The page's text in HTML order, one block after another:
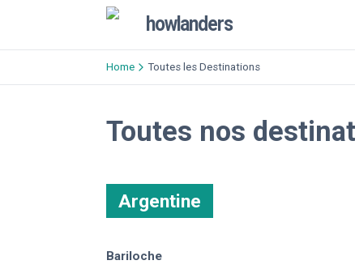
howlanders
Home Toutes les Destinations
Toutes nos
Argentine
Bariloche